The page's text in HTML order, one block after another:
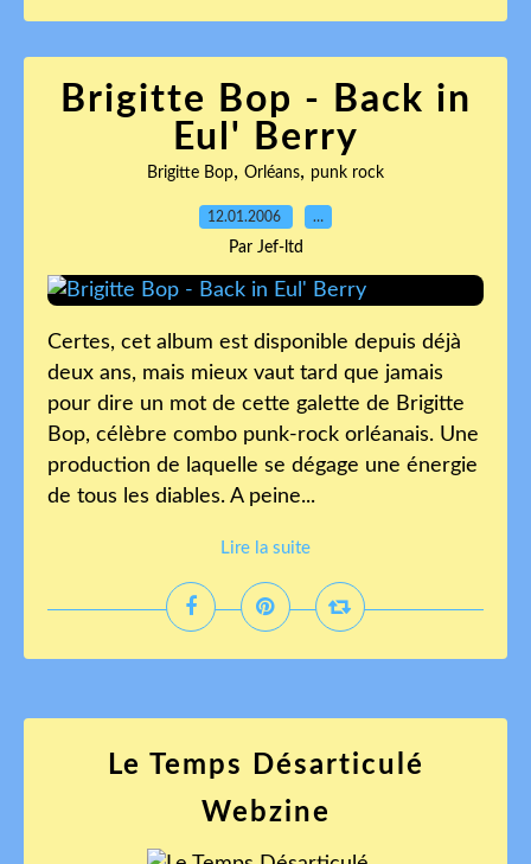
Brigitte Bop - Back in
Eul' Berry
Brigitte Bop, Orléans, punk rock
12.01.2006 …
Par Jef-ltd
Certes, cet album est disponible depuis déjà
deux ans, mais mieux vaut tard que jamais
pour dire un mot de cette galette de Brigitte
Bop, célèbre combo punk-rock orléanais. Une
production de laquelle se dégage une énergie
de tous les diables. A peine...
Lire la suite
Le Temps Désarticulé
Webzine